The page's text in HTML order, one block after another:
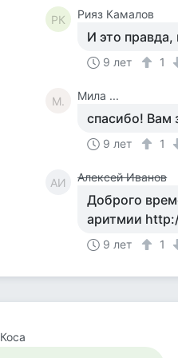
РК Рияз Камалов
И это
9 лет 1
М. Мила ...
спасибо! Вам
9 лет 1
АИ Алексей Иванов
Доброго
аритмии
9 лет 1